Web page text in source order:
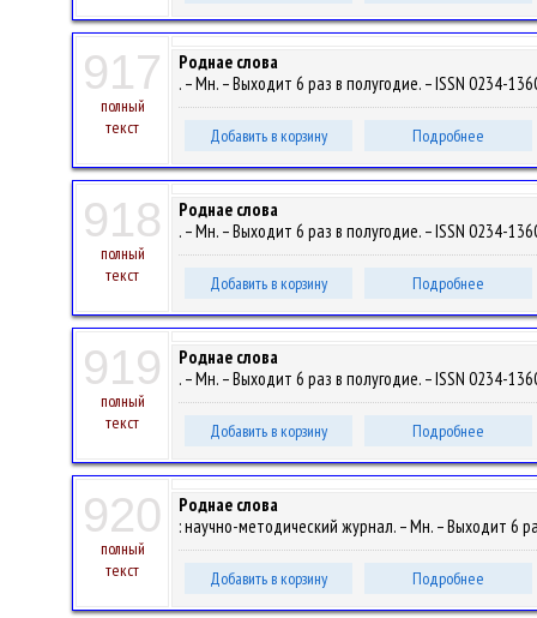
917
полный
текст
Роднае слова
. – Мн. – Выходит 6 раз в полугодие. – ISSN 0234-
Добавить в корзину Подробнее
918
полный
текст
Роднае слова
. – Мн. – Выходит 6 раз в полугодие. – ISSN 0234-
Добавить в корзину Подробнее
919
полный
текст
Роднае слова
. – Мн. – Выходит 6 раз в полугодие. – ISSN 0234-
Добавить в корзину Подробнее
920
полный
текст
Роднае слова
: научно-методический журнал. – Мн. – Выходит 6
Добавить в корзину Подробнее